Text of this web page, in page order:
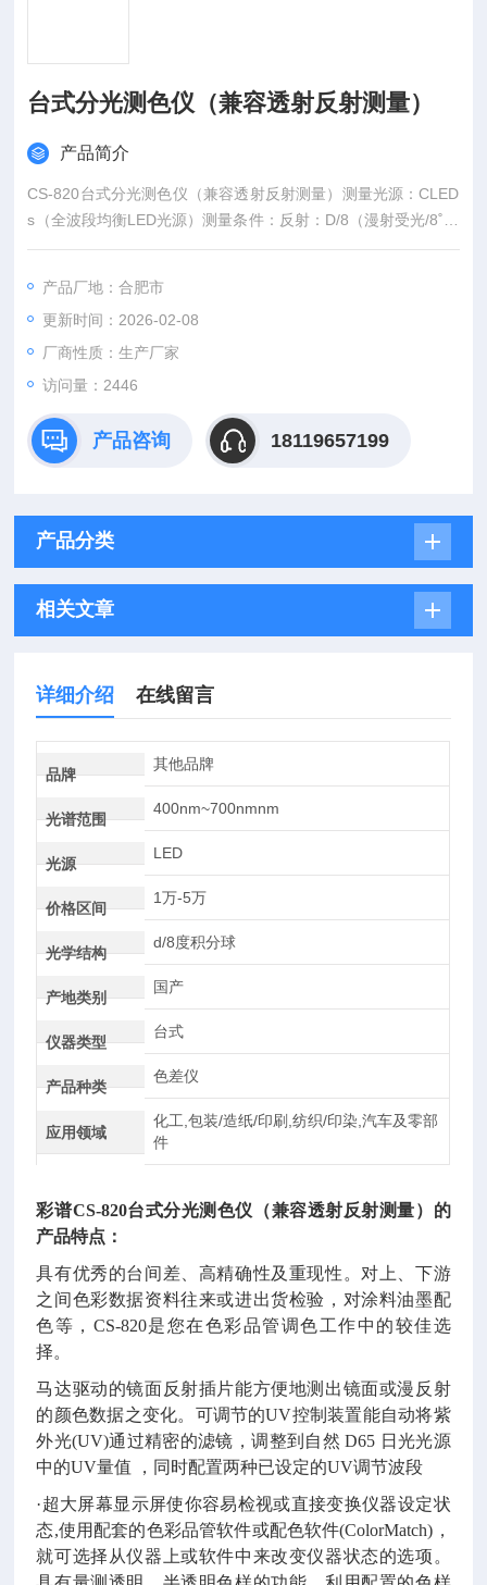
台式分光测色仪（兼容透射反射测量）
产品简介
CS-820台式分光测色仪（兼容透射反射测量）测量光源：CLED
s（全波段均衡LED光源）测量条件：反射：D/8（漫射受光/8˚照
明）；透射：D/0（漫射照明，垂直方向接收）测量口径：4种测
径、双光路光谱分析◆：反射、透射测量
产品厂地：合肥市
更新时间：2026-02-08
厂商性质：生产厂家
访问量：2446
产品咨询 18119657199
产品分类
相关文章
详细介绍 在线留言
品牌
其他品牌
光谱范围
400nm~700nmnm
光源
LED
价格区间
1万-5万
光学结构
d/8度积分球
产地类别
国产
仪器类型
台式
产品种类
色差仪
应用领域
化工,包装/造纸/印刷,纺织/印染,汽车及零部
件
彩谱CS-820台式分光测色仪（兼容透射反射测量）的
产品特点：
具有优秀的台间差、高精确性及重现性。对上、下游
之间色彩数据资料往来或进出货检验，对涂料油墨配
色等，CS-820是您在色彩品管调色工作中的较佳选
择。
马达驱动的镜面反射插片能方便地测出镜面或漫反射
的颜色数据之变化。可调节的UV控制装置能自动将紫
外光(UV)通过精密的滤镜，调整到自然 D65 日光光源
中的UV量值 ，同时配置两种已设定的UV调节波段
·超大屏幕显示屏使你容易检视或直接变换仪器设定状
态,使用配套的色彩品管软件或配色软件(ColorMatch)，
就可选择从仪器上或软件中来改变仪器状态的选项。